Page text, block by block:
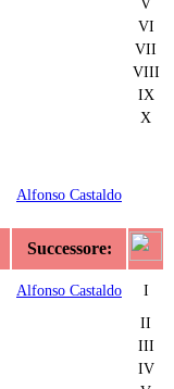
VI
VII
VIII
IX
X
Alfonso Castaldo
Successore:
Alfonso Castaldo
I
II
III
IV